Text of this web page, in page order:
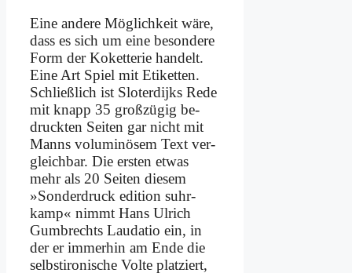
Ei­ne an­de­re Mög­lich­keit wä­re,
dass es sich um ei­ne be­son­de­re
Form der Ko­ket­te­rie han­delt.
Ei­ne Art Spiel mit Eti­ket­ten.
Schließ­lich ist Slo­ter­di­jks Re­de
mit knapp 35 groß­zü­gig be­
druck­ten Sei­ten gar nicht mit
Manns vo­lu­mi­nö­sem Text ver­
gleich­bar. Die er­sten et­was
mehr als 20 Sei­ten die­sem
»Son­der­druck edi­ti­on suhr­
kamp« nimmt Hans Ul­rich
Gum­b­rechts Lau­da­tio ein, in
der er im­mer­hin am En­de die
selbst­iro­ni­sche Vol­te plat­ziert,